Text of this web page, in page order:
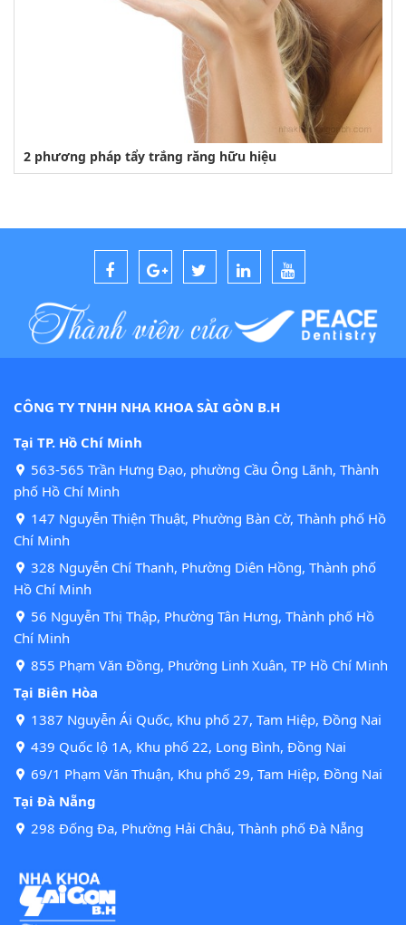
2 phương pháp tẩy trắng răng hữu hiệu
CÔNG TY TNHH NHA KHOA SÀI GÒN B.H
Tại TP. Hồ Chí Minh
563-565 Trần Hưng Đạo, phường Cầu Ông Lãnh, Thành
phố Hồ Chí Minh
147 Nguyễn Thiện Thuật, Phường Bàn Cờ, Thành phố Hồ
Chí Minh
328 Nguyễn Chí Thanh, Phường Diên Hồng, Thành phố
Hồ Chí Minh
56 Nguyễn Thị Thập, Phường Tân Hưng, Thành phố Hồ
Chí Minh
855 Phạm Văn Đồng, Phường Linh Xuân, TP Hồ Chí Minh
Tại Biên Hòa
1387 Nguyễn Ái Quốc, Khu phố 27, Tam Hiệp, Đồng Nai
439 Quốc lộ 1A, Khu phố 22, Long Bình, Đồng Nai
69/1 Phạm Văn Thuận, Khu phố 29, Tam Hiệp, Đồng Nai
Tại Đà Nẵng
298 Đống Đa, Phường Hải Châu, Thành phố Đà Nẵng